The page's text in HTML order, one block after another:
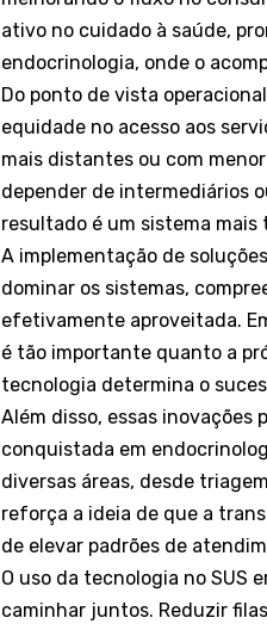
ativo no cuidado à saúde,
endocrinologia, onde o
Do ponto de vista
equidade no acesso aos
mais distantes ou com
depender de intermediários
resultado é um sistema
A implementação de
dominar os sistemas,
efetivamente aproveitada.
é tão importante quanto a
tecnologia determina o
Além disso, essas inovações
conquistada em
diversas áreas, desde
reforça a ideia de que a
de elevar padrões de
O uso da tecnologia no SUS
caminhar juntos. Reduzir